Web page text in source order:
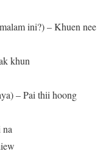
ini?) – Khuen nee
khun
– Pai thii hoong
na